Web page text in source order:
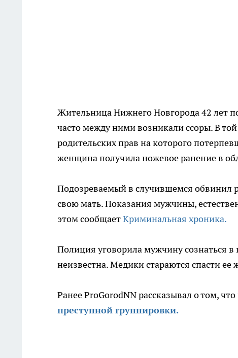
Жительница Нижнего Новгорода 42 лет
часто между ними возникали ссоры. В
родительских прав на которого
женщина получила ножевое ранение в
Подозреваемый в случившемся обвинил
свою мать. Показания мужчины,
этом сообщаетКриминальная хроника.
Полиция уговорила мужчину сознаться
неизвестна. Медики стараются спасти ее
Ранее ProGorodNN рассказывал о том, что
преступной группировки.